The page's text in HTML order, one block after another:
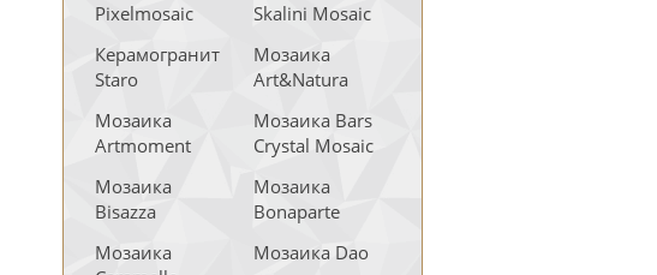
Pixelmosaic
Skalini Mosaic
Керамогранит
Staro
Мозаика
Art&Natura
Мозаика
Artmoment
Мозаика Bars
Crystal Mosaic
Мозаика
Bisazza
Мозаика
Bonaparte
Мозаика
Мозаика Dao